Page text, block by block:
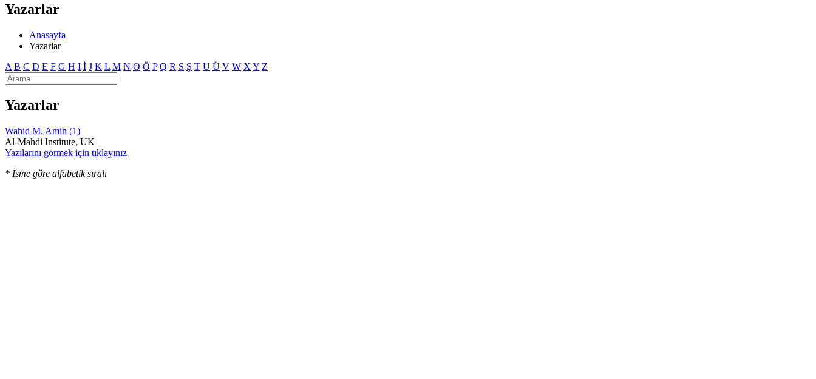
Yazarlar
Anasayfa
Yazarlar
A B C D E F G H I İ J K L M N O Ö P Q R S Ş T U Ü V W X Y Z
Yazarlar
Wahid M. Amin (1)
Al-Mahdi Institute, UK
Yazılarını görmek için tıklayınız
* İsme göre alfabetik sıralı